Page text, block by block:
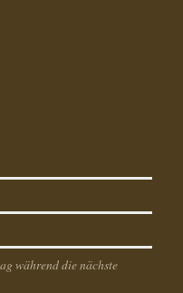
während die nächste